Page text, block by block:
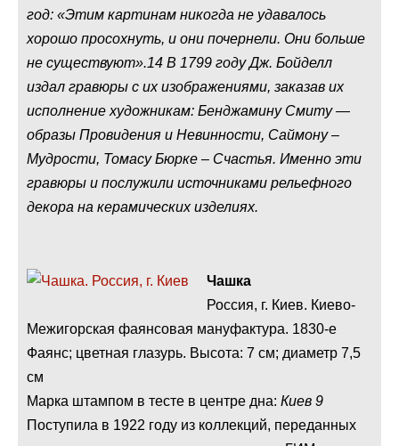
год: «Этим картинам никогда не удавалось
хорошо просохнуть, и они почернели. Они больше
не существуют».14 В 1799 году Дж. Бойделл
издал гравюры с их изображениями, заказав их
исполнение художникам: Бенджамину Смиту —
образы Провидения и Невинности, Саймону –
Мудрости, Томасу Бюрке – Счастья. Именно эти
гравюры и послужили источниками рельефного
декора на керамических изделиях.
Чашка
Россия, г. Киев. Киево-
Межигорская фаянсовая мануфактура. 1830-е
Фаянс; цветная глазурь. Высота: 7 см; диаметр 7,5
см
Марка штампом в тесте в центре дна: Киев 9
Поступила в 1922 году из коллекций, переданных